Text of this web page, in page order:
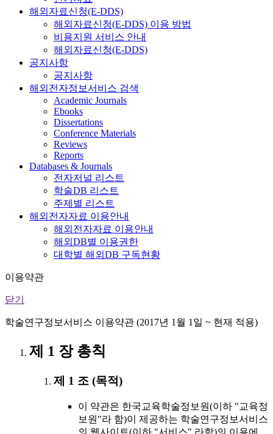
해외자료신청(E-DDS)
해외자료신청(E-DDS) 이용 방법
비용지원 서비스 안내
해외자료신청(E-DDS)
공지사항
공지사항
해외전자정보서비스 검색
Academic Journals
Ebooks
Dissertations
Conference Materials
Reviews
Reports
Databases & Journals
전자저널 리스트
학술DB 리스트
주제별 리스트
해외전자자료 이용안내
해외전자자료 이용안내
해외DB별 이용권한
대학별 해외DB 구독현황
이용약관
닫기
학술연구정보서비스 이용약관 (2017년 1월 1일 ~ 현재 적용)
제 1 장 총칙
제 1 조 (목적)
이 약관은 한국교육학술정보원(이하 "교육정
보원"라 함)이 제공하는 학술연구정보서비스
의 웹사이트(이하 "서비스" 라함)의 이용에